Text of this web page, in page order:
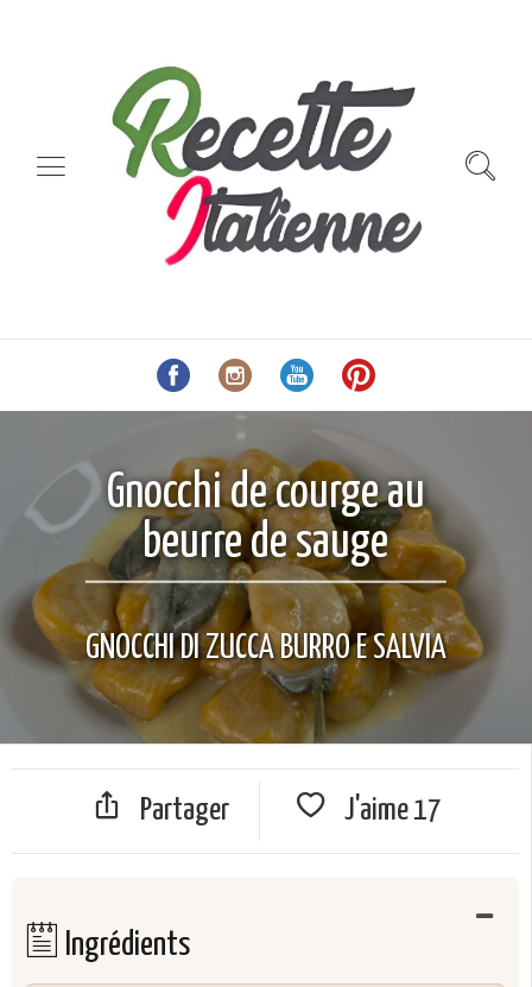
Gnocchi de courge au
beurre de sauge
GNOCCHI DI ZUCCA BURRO E SALVIA
Partager J'aime17
Ingrédients